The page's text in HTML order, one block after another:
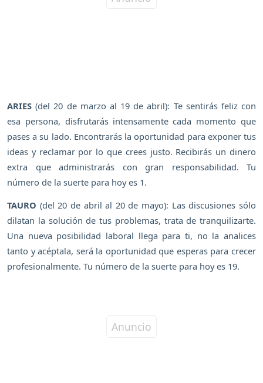
ARIES (del 20 de marzo al 19 de abril): Te sentirás feliz con
esa persona, disfrutarás intensamente cada momento que
pases a su lado. Encontrarás la oportunidad para exponer tus
ideas y reclamar por lo que crees justo. Recibirás un dinero
extra que administrarás con gran responsabilidad. Tu
número de la suerte para hoy es 1.
TAURO (del 20 de abril al 20 de mayo): Las discusiones sólo
dilatan la solución de tus problemas, trata de tranquilizarte.
Una nueva posibilidad laboral llega para ti, no la analices
tanto y acéptala, será la oportunidad que esperas para crecer
profesionalmente. Tu número de la suerte para hoy es 19.